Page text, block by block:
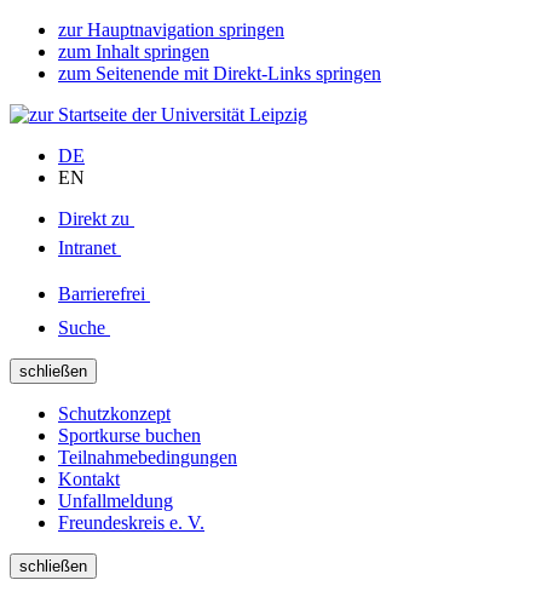
zur Hauptnavigation springen
zum Inhalt springen
zum Seitenende mit Direkt-Links springen
DE
EN
Direkt zu
Intranet
Barrierefrei
Suche
schließen
Schutzkonzept
Sportkurse buchen
Teilnahmebedingungen
Kontakt
Unfallmeldung
Freundeskreis e. V.
schließen